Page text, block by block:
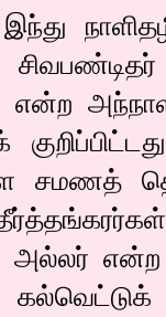
என்ற
சமணத்
அல்லர் என்ற